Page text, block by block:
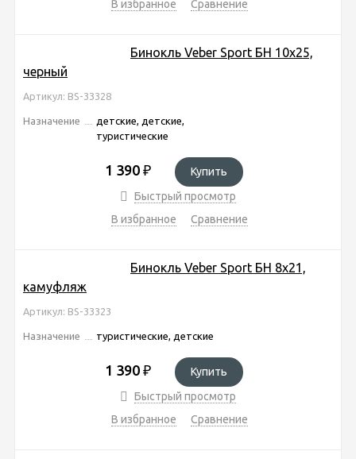
В избранное
Сравнение
Бинокль Veber Sport БН 10x25,
черный
Артикул: BS-33328
Назначение
детские, детские,
туристические
1 390 ₽
Купить
Быстрый просмотр
В избранное
Сравнение
Бинокль Veber Sport БН 8x21,
камуфляж
Артикул: BS-33323
Назначение туристические, детские
1 390 ₽
Купить
Быстрый просмотр
В избранное
Сравнение